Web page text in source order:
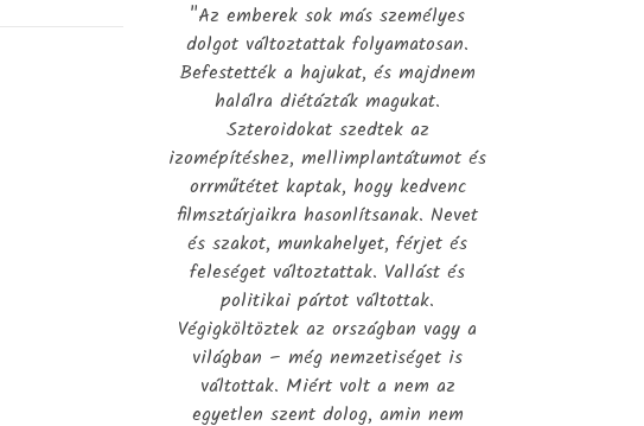
"Az emberek sok más személyes
dolgot változtattak folyamatosan.
Befestették a hajukat, és majdnem
halálra diétázták magukat.
Szteroidokat szedtek az
izomépítéshez, mellimplantátumot és
orrműtétet kaptak, hogy kedvenc
filmsztárjaikra hasonlítsanak. Nevet
és szakot, munkahelyet, férjet és
feleséget változtattak. Vallást és
politikai pártot váltottak.
Végigköltöztek az országban vagy a
világban – még nemzetiséget is
váltottak. Miért volt a nem az
egyetlen szent dolog, amin nem